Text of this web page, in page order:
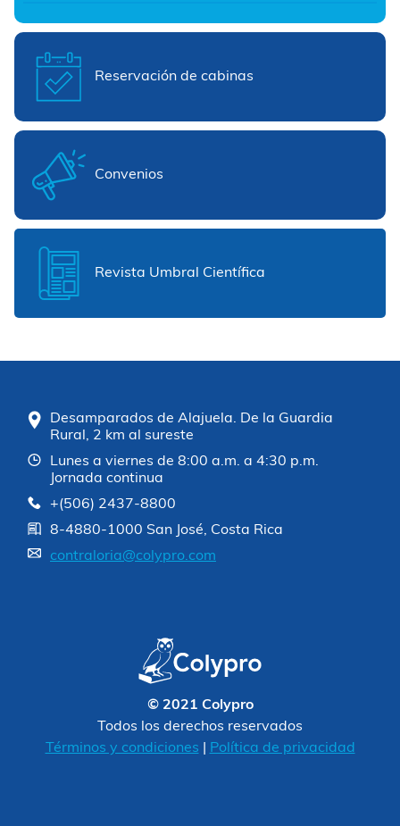
Reservación de cabinas
Convenios
Revista Umbral Científica
Desamparados de Alajuela. De la Guardia
Rural, 2 km al sureste
Lunes a viernes de 8:00 a.m. a 4:30 p.m.
Jornada continua
+(506) 2437-8800
8-4880-1000 San José, Costa Rica
contraloria@colypro.com
© 2021 Colypro
Todos los derechos reservados
Términos y condiciones
Política de privacidad